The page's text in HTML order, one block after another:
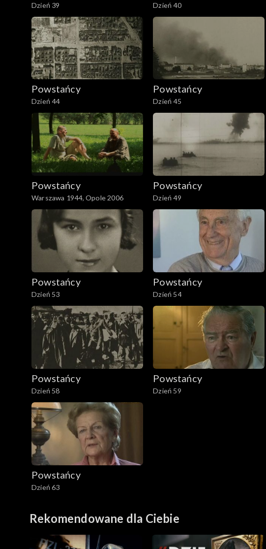
Dzień 39 Dzień 40
Powstańcy
Dzień 44
Powstańcy
Dzień 45
Powstańcy
Warszawa 1944, Opole 2006
Powstańcy
Dzień 49
Powstańcy
Dzień 53
Powstańcy
Dzień 54
Powstańcy
Dzień 58
Powstańcy
Dzień 59
Powstańcy
Dzień 63
Rekomendowane dla Ciebie